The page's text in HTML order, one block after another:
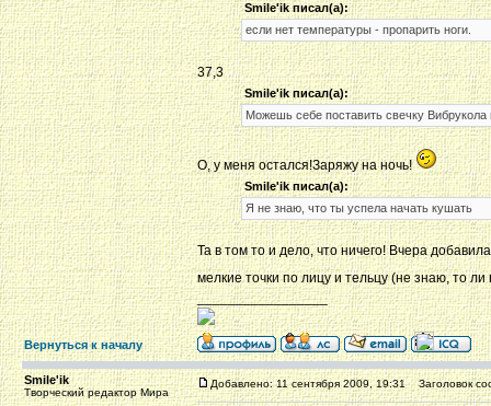
Smile'ik писал(а):
если нет температуры - пропарить ноги.
37,3
Smile'ik писал(а):
Можешь себе поставить свечку
О, у меня остался!Заряжу на ночь!
Smile'ik писал(а):
Я не знаю, что ты успела начать кушать
Та в том то и дело, что ничего! Вчера
мелкие точки по лицу и тельцу (не знаю, то
_________________
Вернуться к началу
Smile'ik
Творческий редактор Мира
Добавлено: 11 сентября 2009, 19:31 Заголовок